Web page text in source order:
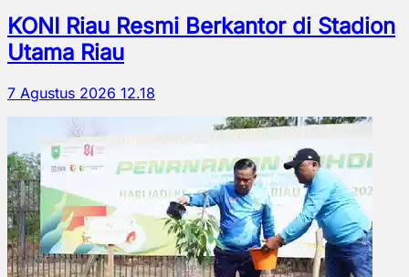
KONI Riau Resmi Berkantor di Stadion
Utama Riau
7 Agustus 2026 12.18